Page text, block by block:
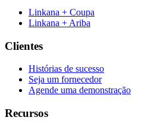
Linkana + Coupa
Linkana + Ariba
Clientes
Histórias de sucesso
Seja um fornecedor
Agende uma demonstração
Recursos